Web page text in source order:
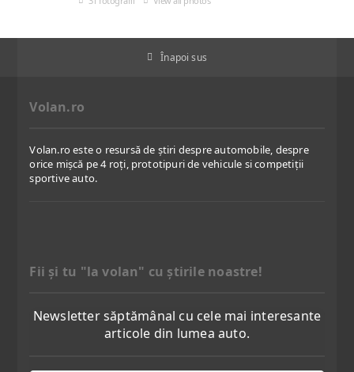
Înapoi sus
Volan.ro
Volan.ro este o resursă de știri despre automobile, despre
orice mișcă pe 4 roți, prototipuri de vehicule si competiții
sportive auto.
Fii şi tu "la volan" cu ştirile noastre!
Newsletter săptămânal cu cele mai interesante
articole din lumea auto.